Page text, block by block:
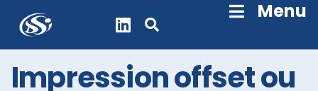
Menu
Impression offset ou